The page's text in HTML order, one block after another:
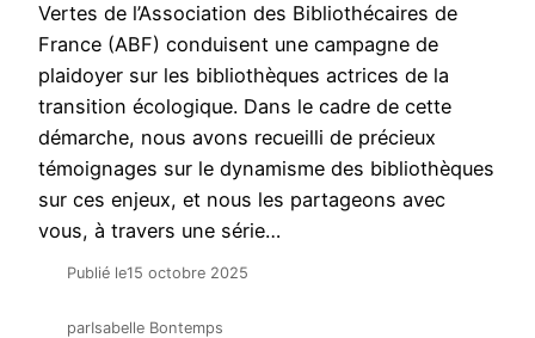
Vertes de l’Association des Bibliothécaires de
France (ABF) conduisent une campagne de
plaidoyer sur les bibliothèques actrices de la
transition écologique. Dans le cadre de cette
démarche, nous avons recueilli de précieux
témoignages sur le dynamisme des bibliothèques
sur ces enjeux, et nous les partageons avec
vous, à travers une série…
Publié le15 octobre 2025
parIsabelle Bontemps